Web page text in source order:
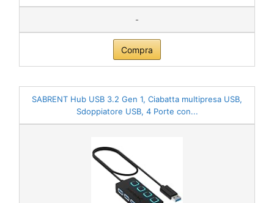
-
Compra
SABRENT Hub USB 3.2 Gen 1, Ciabatta multipresa USB,
Sdoppiatore USB, 4 Porte con...